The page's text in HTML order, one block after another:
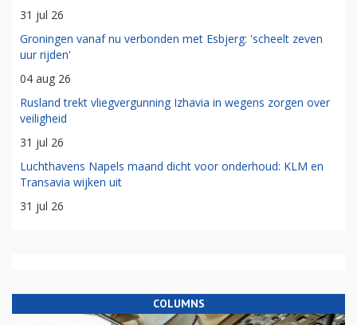
31 jul 26
Groningen vanaf nu verbonden met Esbjerg: 'scheelt zeven
uur rijden'
04 aug 26
Rusland trekt vliegvergunning Izhavia in wegens zorgen over
veiligheid
31 jul 26
Luchthavens Napels maand dicht voor onderhoud: KLM en
Transavia wijken uit
31 jul 26
COLUMNS